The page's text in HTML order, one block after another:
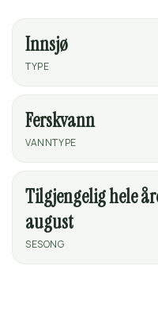
Innsjø
TYPE
Ferskvann
VANNTYPE
Tilgjengelig hele
august
SESONG